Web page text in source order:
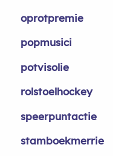
oprotpremie
popmusici
potvisolie
rolstoelhockey
speerpuntactie
stamboekmerrie